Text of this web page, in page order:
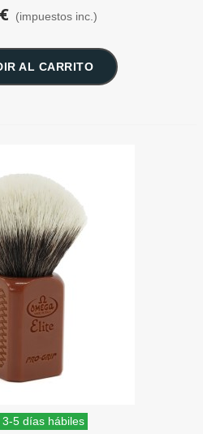
(impuestos inc.)
AL CARRITO
3-5 días hábiles